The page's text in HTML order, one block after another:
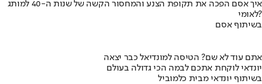
איך אסם הפכה את תקופת הצנע והמחסור הקשה של שנות ה-40 למותג
לאומי?
בשיתוף אסם
אתם עוד לא שם? הטיסה למונדיאל כבר יצאה
יונדאי לוקחת אתכם לבמה הכי גדולה בעולם
בשיתוף יונדאי מבית כלמוביל